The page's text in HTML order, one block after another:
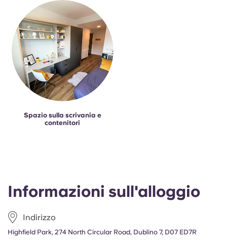
Informazioni sull'alloggio
Indirizzo
Highfield Park, 274 North Circular Road, Dublino 7, D07 ED7R
Spazio sulla scrivania e
contenitori